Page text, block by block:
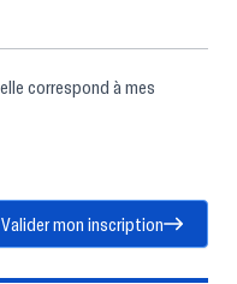
Valider mon inscription